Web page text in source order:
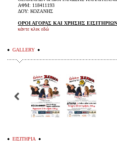
ΑΦΜ: 118411193
ΔΟΥ: ΚΟΖΑΝΗΣ
ΟΡΟΙ ΑΓΟΡΑΣ ΚΑΙ ΧΡΗΣΗΣ ΕΙΣΙΤΗΡΙΩΝ
κάντε κλικ εδώ
GALLERY
ΕΙΣΙΤΗΡΙΑ